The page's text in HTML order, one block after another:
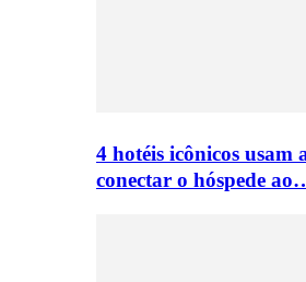
4 hotéis icônicos
conectar o hóspede